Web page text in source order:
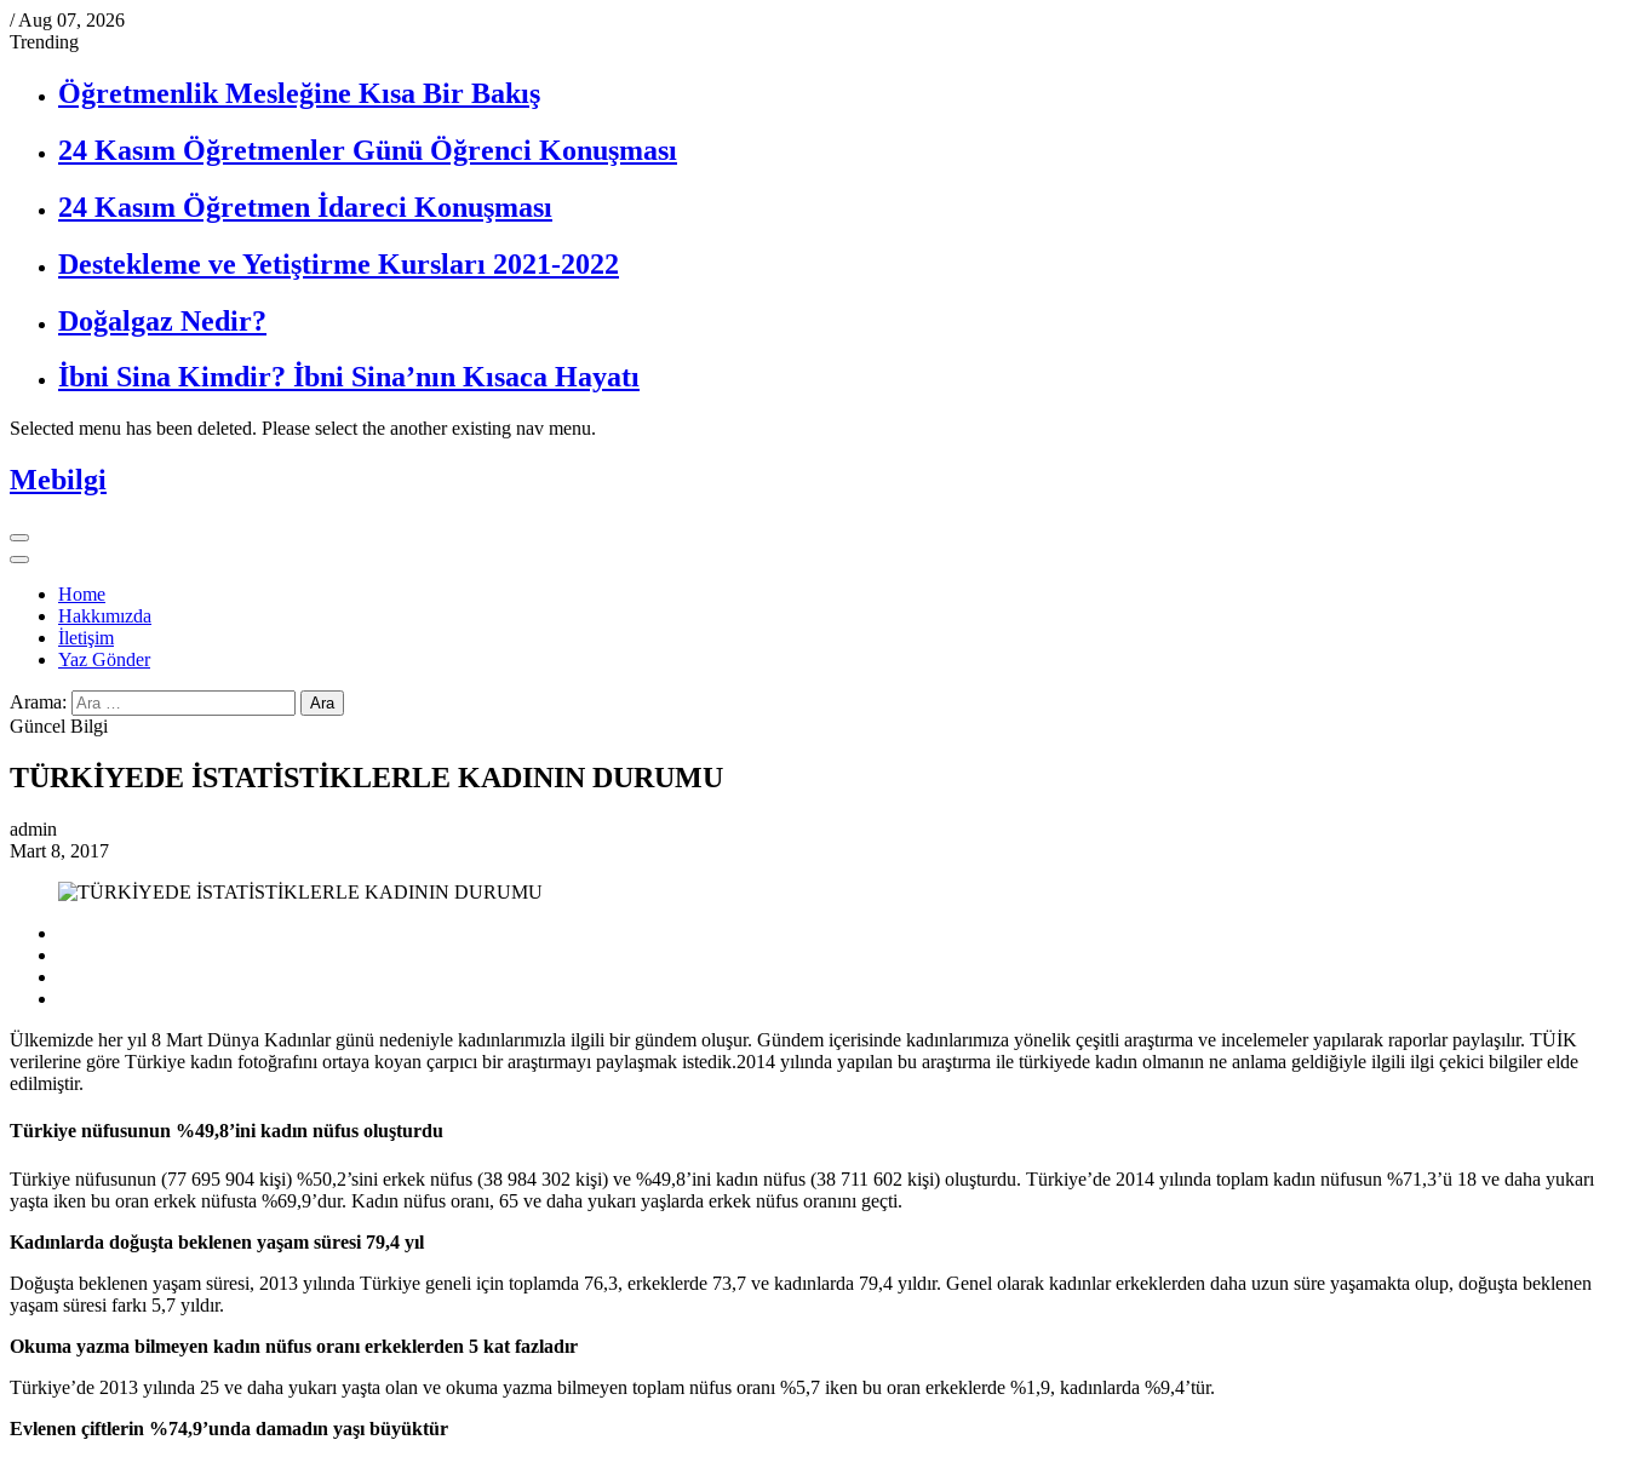
/ Aug 07, 2026
Trending
Öğretmenlik Mesleğine Kısa Bir Bakış
24 Kasım Öğretmenler Günü Öğrenci Konuşması
24 Kasım Öğretmen İdareci Konuşması
Destekleme ve Yetiştirme Kursları 2021-2022
Doğalgaz Nedir?
İbni Sina Kimdir? İbni Sina’nın Kısaca Hayatı
Selected menu has been deleted. Please select the another existing nav menu.
Mebilgi
Home
Hakkımızda
İletişim
Yaz Gönder
Arama:
Güncel Bilgi
TÜRKİYEDE İSTATİSTİKLERLE KADININ DURUMU
admin
Mart 8, 2017
Ülkemizde her yıl 8 Mart Dünya Kadınlar günü nedeniyle kadınlarımızla ilgili bir gündem oluşur. Gündem içerisinde kadınlarımıza yönelik çeşitli araştırma ve incelemeler yapılarak raporlar paylaşılır. TÜİK
verilerine göre Türkiye kadın fotoğrafını ortaya koyan çarpıcı bir araştırmayı paylaşmak istedik.2014 yılında yapılan bu araştırma ile türkiyede kadın olmanın ne anlama geldiğiyle ilgili ilgi çekici bilgiler elde
edilmiştir.
Türkiye nüfusunun %49,8’ini kadın nüfus oluşturdu
Türkiye nüfusunun (77 695 904 kişi) %50,2’sini erkek nüfus (38 984 302 kişi) ve %49,8’ini kadın nüfus (38 711 602 kişi) oluşturdu. Türkiye’de 2014 yılında toplam kadın nüfusun %71,3’ü 18 ve daha yukarı
yaşta iken bu oran erkek nüfusta %69,9’dur. Kadın nüfus oranı, 65 ve daha yukarı yaşlarda erkek nüfus oranını geçti.
Kadınlarda doğuşta beklenen yaşam süresi 79,4 yıl
Doğuşta beklenen yaşam süresi, 2013 yılında Türkiye geneli için toplamda 76,3, erkeklerde 73,7 ve kadınlarda 79,4 yıldır. Genel olarak kadınlar erkeklerden daha uzun süre yaşamakta olup, doğuşta beklenen
yaşam süresi farkı 5,7 yıldır.
Okuma yazma bilmeyen kadın nüfus oranı erkeklerden 5 kat fazladır
Türkiye’de 2013 yılında 25 ve daha yukarı yaşta olan ve okuma yazma bilmeyen toplam nüfus oranı %5,7 iken bu oran erkeklerde %1,9, kadınlarda %9,4’tür.
Evlenen çiftlerin %74,9’unda damadın yaşı büyüktür